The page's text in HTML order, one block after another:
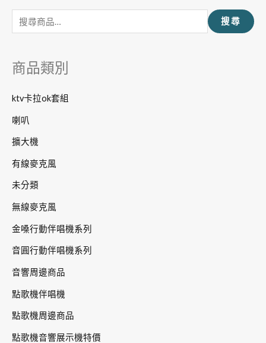
關
:
搜尋
商品類別
ktv卡拉ok套組
喇叭
擴大機
有線麥克風
未分類
無線麥克風
金嗓行動伴唱機系列
音圓行動伴唱機系列
音響周邊商品
點歌機伴唱機
點歌機周邊商品
點歌機音響展示機特價